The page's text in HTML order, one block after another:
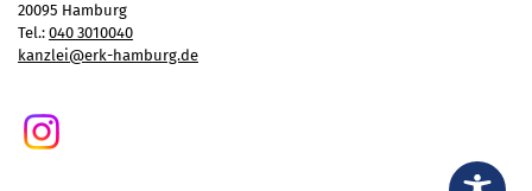
Stiftung Altenhof
Frühstück für alle
Wer will noch mitfahren?
20095 Hamburg
Tel.: 040 3010040
kanzlei@erk-hamburg.de